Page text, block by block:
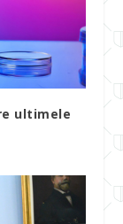
ultimele